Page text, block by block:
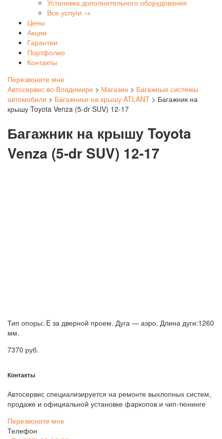
Установка дополнительного оборудования
Все услуги →
Цены
Акции
Гарантии
Портфолио
Контакты
Перезвоните мне
Автосервис во Владимире > Магазин > Багажные системы
автомобиля > Багажники на крышу ATLANT > Багажник на
крышу Toyota Venza (5-dr SUV) 12-17
Багажник на крышу Toyota
Venza (5-dr SUV) 12-17
Тип опоры: E за дверной проем. Дуга — аэро. Длина дуги:1260
мм.
7370 руб.
Контакты
Автосервис специализируется на ремонте выхлопных систем,
продаже и официальной установке фаркопов и чип-тюнинге
Перезвоните мне
Телефон